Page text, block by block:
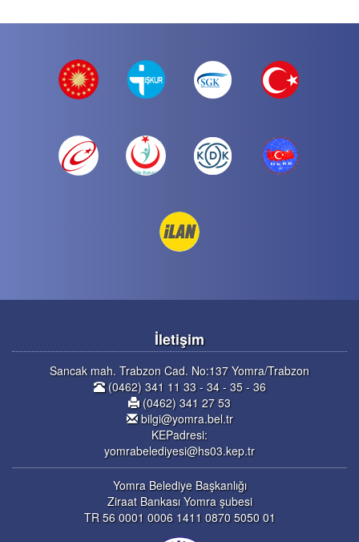
İletişim
Sancak mah. Trabzon Cad. No:137 Yomra/Trabzon
(0462) 341 11 33 - 34 - 35 - 36
(0462) 341 27 53
bilgi@yomra.bel.tr
KEPadresi:
yomrabelediyesi@hs03.kep.tr
Yomra Belediye Başkanlığı
Ziraat Bankası Yomra şubesi
TR 56 0001 0006 1411 0870 5050 01